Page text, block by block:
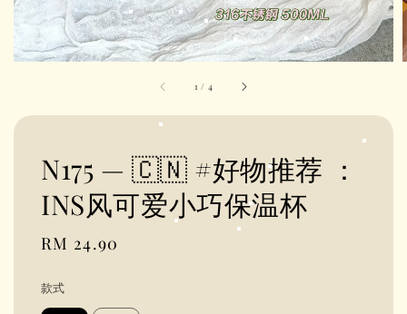
1 / 4
N175 — 🇨🇳 #好物推荐 ：
INS风可爱小巧保温杯
Regular
RM 24.90
款式